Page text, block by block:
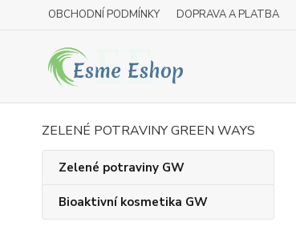
OBCHODNÍ PODMÍNKY DOPRAVA A PLATBA
ZELENÉ POTRAVINY GREEN WAYS
Zelené potraviny GW
Bioaktivní kosmetika GW